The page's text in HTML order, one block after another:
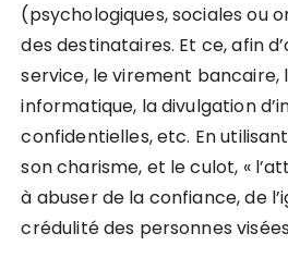
(psychologiques, sociales ou
des destinataires. Et ce, afin
service, le virement bancaire,
informatique, la divulgation
confidentielles, etc. En
son charisme, et le culot, «
à abuser de la confiance, de
crédulité des personnes